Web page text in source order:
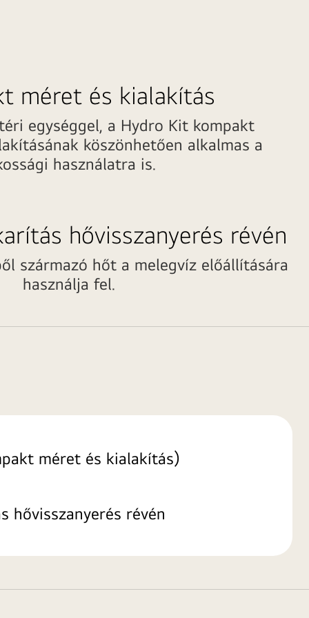
méret és kialakítás
egységgel, a Hydro Kit kompakt
köszönhetően alkalmas a
használatra is.
hővisszanyerés révén
származó hőt a melegvíz előállítására
használja fel.
méret és kialakítás)
hővisszanyerés révén